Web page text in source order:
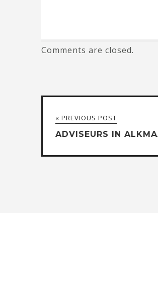
Comments are closed.
« PREVIOUS POST
ADVISEURS IN